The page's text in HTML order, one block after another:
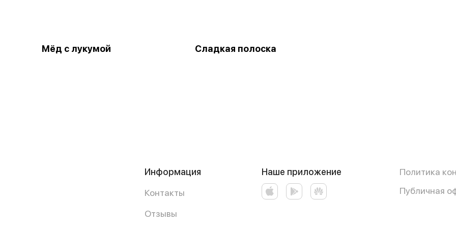
Мёд с лукумой Сладкая полоска
Информация
Контакты
Отзывы
Наше приложение
Политика
Публичная